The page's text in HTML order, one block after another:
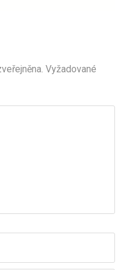
Vyžadované